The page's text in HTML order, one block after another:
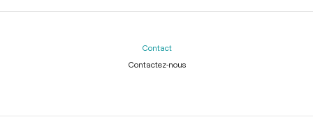
Contact
Contactez-nous
Légal